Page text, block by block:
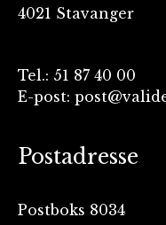
4021 Stavanger
Tel.: 51 87 40 00
E-post:
Postadresse
Postboks 8034